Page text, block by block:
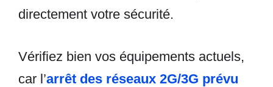
directement votre sécurité.
Vérifiez bien vos équipements actuels,
car l’arrêt des réseaux 2G/3G prévu